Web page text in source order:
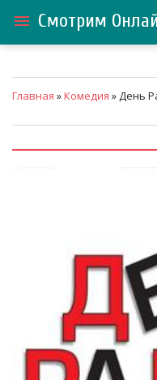
menu Смотрим
Главная »Комедия » День